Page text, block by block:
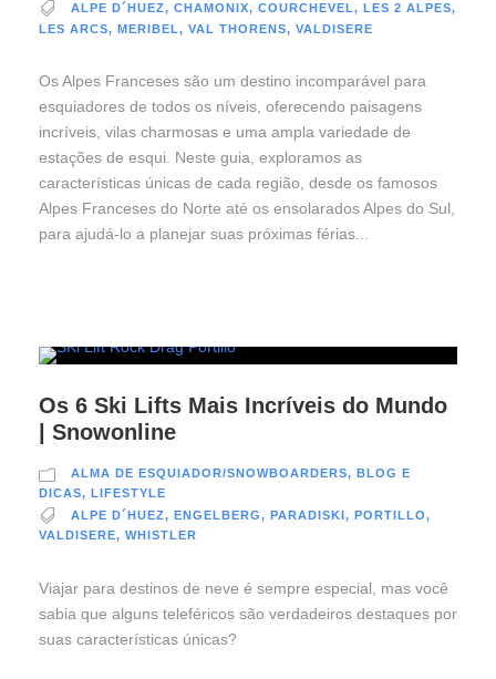
ALPE D´HUEZ, CHAMONIX, COURCHEVEL, LES 2 ALPES,
LES ARCS
MERIBEL VAL THORENS VALDISERE
Os Alpes Franceses são um destino incomparável para
esquiadores de todos os níveis, oferecendo paisagens
incríveis, vilas charmosas e uma ampla variedade de
estações de esqui. Neste guia, exploramos as
características únicas de cada região, desde os famosos
Alpes Franceses do Norte até os ensolarados Alpes do Sul,
para ajudá-lo a planejar suas próximas férias...
Os 6 Ski Lifts Mais Incríveis do Mundo
| Snowonline
ALMA DE ESQUIADOR/SNOWBOARDERS, BLOG E
DICAS, LIFESTYLE
ALPE D´HUEZ, ENGELBERG, PARADISKI , PORTILLO,
VALDISERE, WHISTLER
Viajar para destinos de neve é sempre especial, mas você
sabia que alguns teleféricos são verdadeiros destaques por
suas características únicas?